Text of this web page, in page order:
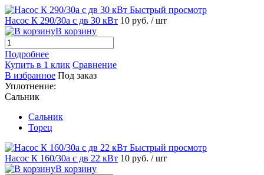
Быстрый просмотр
Насос К 290/30а с дв 30 кВт 10 руб. / шт
В корзину
Подробнее
Купить в 1 клик Сравнение
В избранное Под заказ
Уплотнение:
Сальник
Сальник
Торец
Быстрый просмотр
Насос К 160/30а с дв 22 кВт 10 руб. / шт
В корзину